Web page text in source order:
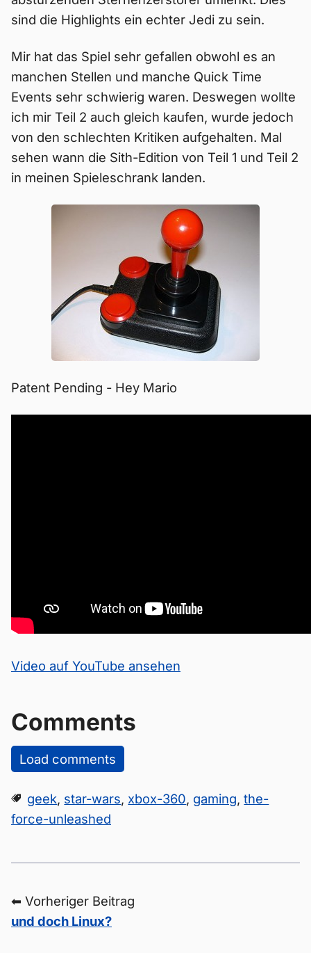
sind die Highlights ein echter Jedi zu sein.
Mir hat das Spiel sehr gefallen obwohl es an
manchen Stellen und manche Quick Time
Events sehr schwierig waren. Deswegen wollte
ich mir Teil 2 auch gleich kaufen, wurde jedoch
von den schlechten Kritiken aufgehalten. Mal
sehen wann die Sith-Edition von Teil 1 und Teil 2
in meinen Spieleschrank landen.
Patent Pending - Hey Mario
Video auf YouTube ansehen
Comments
Load comments
geek, star-wars, xbox-360, gaming,the-
force-unleashed
⬅ Vorheriger Beitrag
und doch Linux?